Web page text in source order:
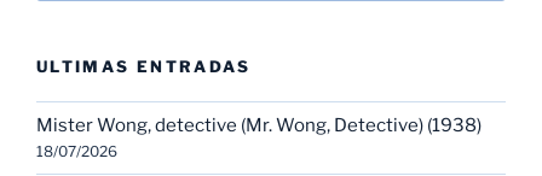
ULTIMAS ENTRADAS
Mister Wong, detective (Mr. Wong, Detective) (1938)
18/07/2026